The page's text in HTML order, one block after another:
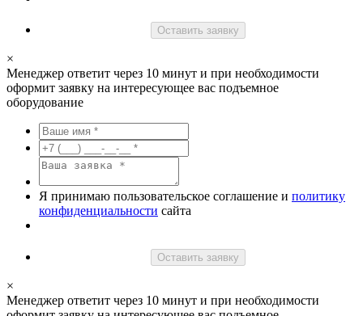
Оставить заявку
×
Менеджер ответит через 10 минут и при необходимости
оформит заявку на интересующее вас подъемное
оборудование
Я принимаю пользовательское соглашение и политику
конфиденциальности сайта
Оставить заявку
×
Менеджер ответит через 10 минут и при необходимости